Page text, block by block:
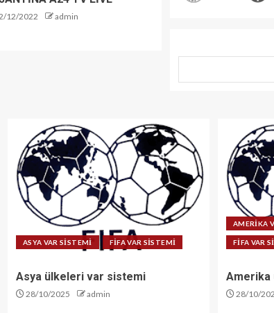
12/2022 admin
ASYA VAR SİSTEMİ FİFA VAR SİSTEMİ
Asya ülkeleri var sistemi
28/10/2025 admin
AMERİKA
FİFA VAR
Amerika
28/10/